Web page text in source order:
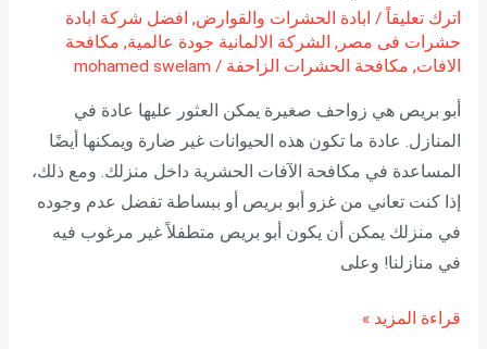
اترك تعليقاً / ابادة الحشرات والقوارض, افضل شركة ابادة
حشرات فى مصر , الشركة الالمانية جودة عالمية, مكافحة
الافات, مكافحة الحشرات الزاحفة /
mohamed swelam
أبو بريص هي زواحف صغيرة يمكن العثور عليها عادة في
المنازل. عادة ما تكون هذه الحيوانات غير ضارة ويمكنها أيضًا
المساعدة في مكافحة الآفات الحشرية داخل منزلك. ومع ذلك،
إذا كنت تعاني من غزو أبو بريص أو ببساطة تفضل عدم وجوده
في منزلك يمكن أن يكون أبو بريص متطفلاً غير مرغوب فيه
في منازلنا! وعلى
قراءة المزيد »